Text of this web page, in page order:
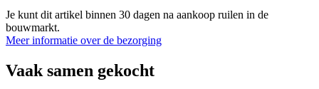
Je kunt dit artikel binnen 30 dagen na aankoop ruilen in de
bouwmarkt.
Meer informatie over de bezorging
Vaak samen gekocht